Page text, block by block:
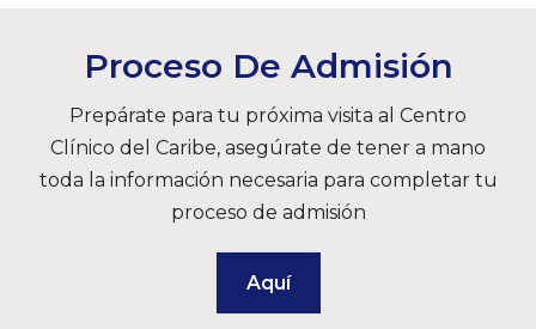
Proceso De Admisión
Prepárate para tu próxima visita al Centro
Clínico del Caribe, asegúrate de tener a mano
toda la información necesaria para completar tu
proceso de admisión
Aquí